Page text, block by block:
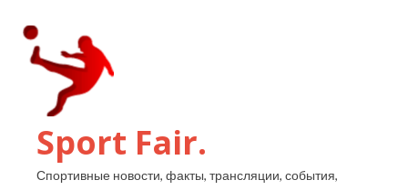
Sport Fair.
Спортивные новости, факты, трансляции, события,